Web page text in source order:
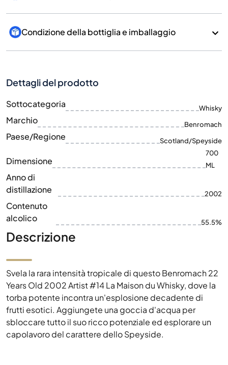
Condizione della bottiglia e imballaggio
Dettagli del prodotto
Sottocategoria Whisky
Marchio Benromach
Paese/Regione Scotland/Speyside
Dimensione
700
ML
Anno di
distillazione
2002
Contenuto
alcolico
55.5%
Descrizione
Svela la rara intensità tropicale di questo Benromach 22
Years Old 2002 Artist #14 La Maison du Whisky, dove la
torba potente incontra un'esplosione decadente di
frutti esotici. Aggiungete una goccia d'acqua per
sbloccare tutto il suo ricco potenziale ed esplorare un
capolavoro del carattere dello Speyside.